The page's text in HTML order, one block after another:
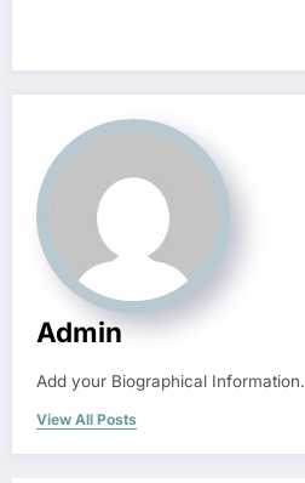
Admin
Add your Biographical Information.
View All Posts